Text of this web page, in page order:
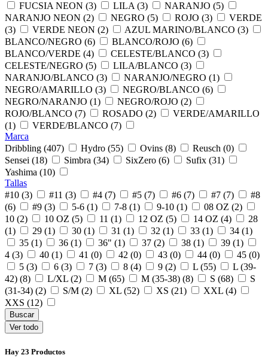
FUCSIA NEON (3)
LILA (3)
NARANJO (5)
NARANJO NEON (2)
NEGRO (5) ROJO (3)
VERDE
(3)
VERDE NEON (2)
AZUL MARINO/BLANCO (3)
BLANCO/NEGRO (6)
BLANCO/ROJO (6)
BLANCO/VERDE (4)
CELESTE/BLANCO (3)
CELESTE/NEGRO (5)
LILA/BLANCO (3)
NARANJO/BLANCO (3)
NARANJO/NEGRO (1)
NEGRO/AMARILLO (3)
NEGRO/BLANCO (6)
NEGRO/NARANJO (1)
NEGRO/ROJO (2)
ROJO/BLANCO (7)
ROSADO (2)
VERDE/AMARILLO
(1)
VERDE/BLANCO (7)
Marca
Dribbling (407)
Hydro (55) Ovins (8)
Reusch (0)
Sensei (18)
Simbra (34) SixZero (6)
Sufix (31)
Yashima (10)
Tallas
#10 (3)
#11 (3) #4 (7) #5 (7) #6 (7) #7 (7)
#8
(6)
#9 (3) 5-6 (1) 7-8 (1) 9-10 (1)
08 OZ (2)
10 (2)
10 OZ (5) 11 (1) 12 OZ (5) 14 OZ (4)
28
(1)
29 (1) 30 (1) 31 (1) 32 (1) 33 (1)
34 (1)
35 (1)
36 (1) 36" (1) 37 (2) 38 (1)
39 (1)
4 (3)
40 (1) 41 (0) 42 (0) 43 (0) 44 (0)
45 (0)
5 (3)
6 (3) 7 (3) 8 (4) 9 (2) L (55)
L (39-
42) (8)
L/XL (2) M (65) M (35-38) (8) S (68)
S
(31-34) (2)
S/M (2) XL (52) XS (21)
XXL (4)
XXS (12)
Ver todo
Hay 23 Productos